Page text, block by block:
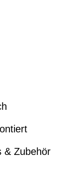
& Zubehör